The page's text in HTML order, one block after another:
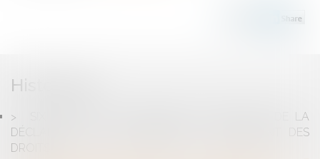
Historique
SIX MOIS : DÉLAI IMPÉRATIF POUR DÉPÔT DE LA
DÉCLARATION DE SUCCESSION ET RÈGLEMENT DES
DROITS